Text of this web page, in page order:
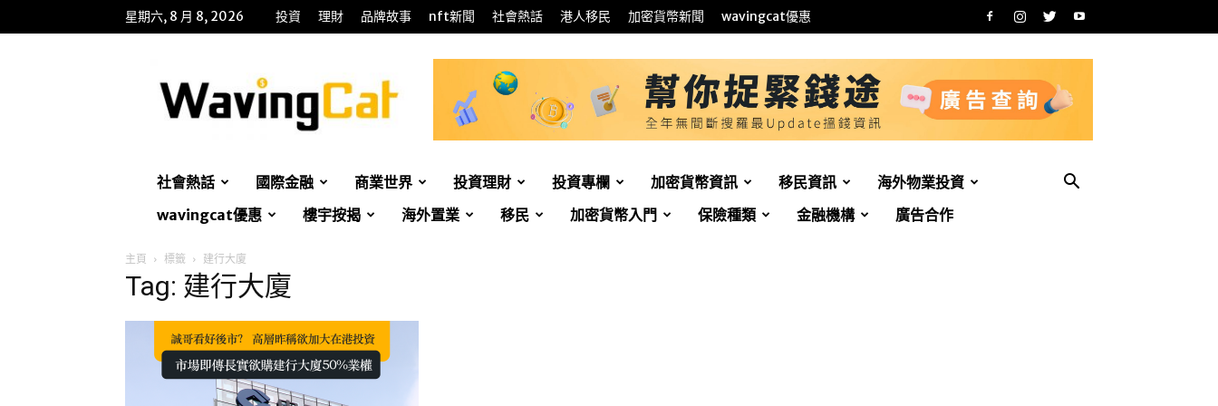
星期六, 8 月 8, 2026 投資 理財 品牌故事 nft新聞 社會熱話 港人移民 加密貨幣新聞 wavingcat優惠
招
財
貓
社會熱話 國際金融 商業世界 投資理財 投資專欄 加密貨幣資訊 移民資訊
海外物業投資
wavingcat優惠
樓宇按揭 海外置業 移民 加密貨幣入門 保險種類 金融機構 廣告合作
主頁 標籤 建行大廈
Tag: 建行大廈